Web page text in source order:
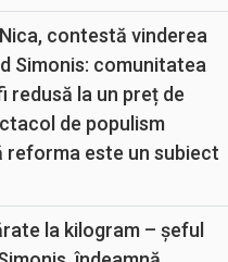
contestă vinderea
Simonis: comunitatea
redusă la un preț de
de populism
este un subiect
la kilogram – șeful